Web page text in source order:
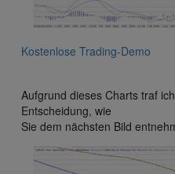
Kostenlose Trading-Demo
Aufgrund dieses Charts traf
Entscheidung, wie
Sie dem nächsten Bild